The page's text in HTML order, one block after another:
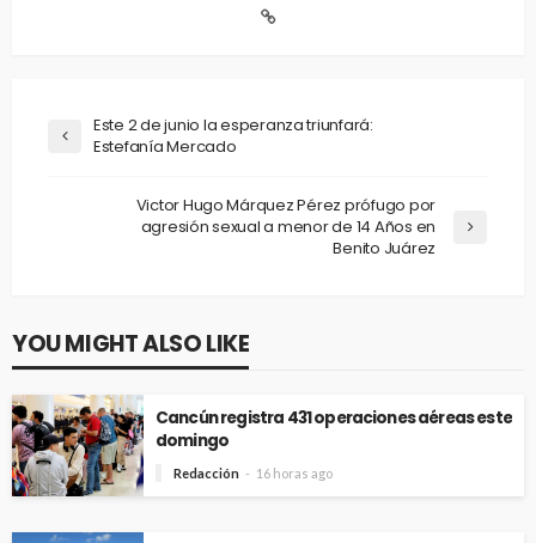
Este 2 de junio la esperanza triunfará:
Estefanía Mercado
Victor Hugo Márquez Pérez prófugo por
agresión sexual a menor de 14 Años en
Benito Juárez
YOU MIGHT ALSO LIKE
Cancún registra 431 operaciones aéreas este
domingo
Redacción 16 horas ago